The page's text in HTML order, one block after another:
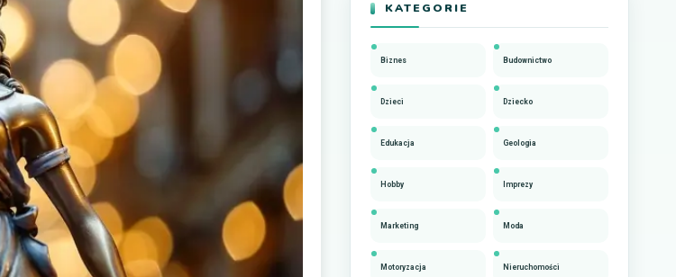
KATEGORIE
Biznes Budownictwo
Dzieci Dziecko
Edukacja Geologia
Hobby Imprezy
Marketing Moda
Motoryzacja Nieruchomości